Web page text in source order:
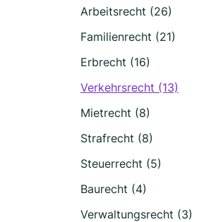
Arbeitsrecht (26)
Familienrecht (21)
Erbrecht (16)
Verkehrsrecht (13)
Mietrecht (8)
Strafrecht (8)
Steuerrecht (5)
Baurecht (4)
Verwaltungsrecht (3)